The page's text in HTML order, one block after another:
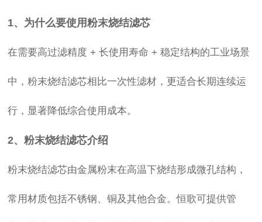
1、为什么要使用粉末烧结滤芯
在需要高过滤精度 + 长使用寿命 + 稳定结构的工业场景
中，粉末烧结滤芯相比一次性滤材，更适合长期连续运
行，显著降低综合使用成本。
2、粉末烧结滤芯介绍
粉末烧结滤芯由金属粉末在高温下烧结形成微孔结构，
常用材质包括不锈钢、铜及其他合金。恒歌可提供管